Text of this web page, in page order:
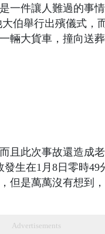
一件讓人難過的事
伯舉行出殯儀式，
輛大貨車，撞向送
且此次事故還造成
發生在1月8日零時
但是萬萬沒有想到
Advertisements